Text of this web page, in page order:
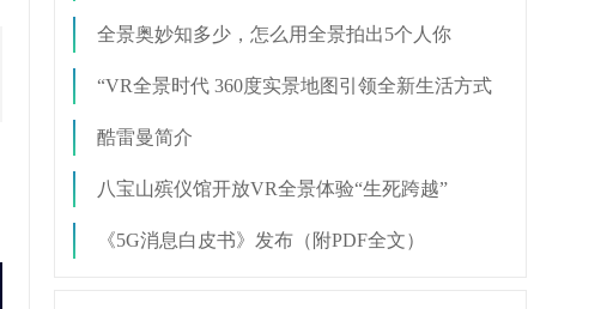
全景奥妙知多少，怎么用全景拍出5个人你
“VR全景时代 360度实景地图引领全新生活方式
酷雷曼简介
八宝山殡仪馆开放VR全景体验“生死跨越”
《5G消息白皮书》发布（附PDF全文）